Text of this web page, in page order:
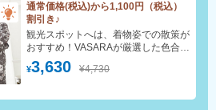
通常価格(税込)から1,100円（税込）
割引き♪
¥3,630 ¥4,730
観光スポットへは、着物姿での散策が
おすすめ！VASARAが厳選した色合い
豊かな着物からお好みの一着をお楽し
みください。手ぶらでOK！着付け・